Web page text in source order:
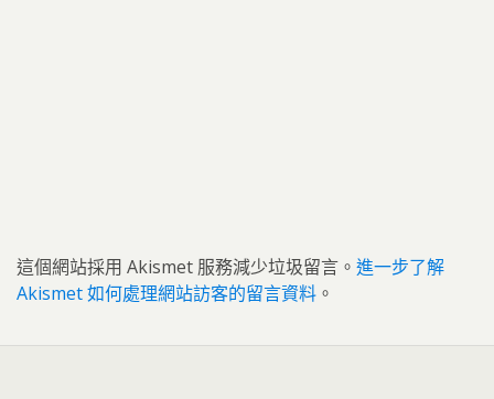
這個網站採用 Akismet 服務減少垃圾留言。 進一步了解
Akismet 如何處理網站訪客的留言資料 。